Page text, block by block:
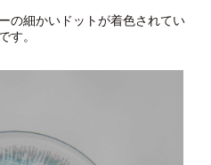
の細かいドットが着色されてい
す。